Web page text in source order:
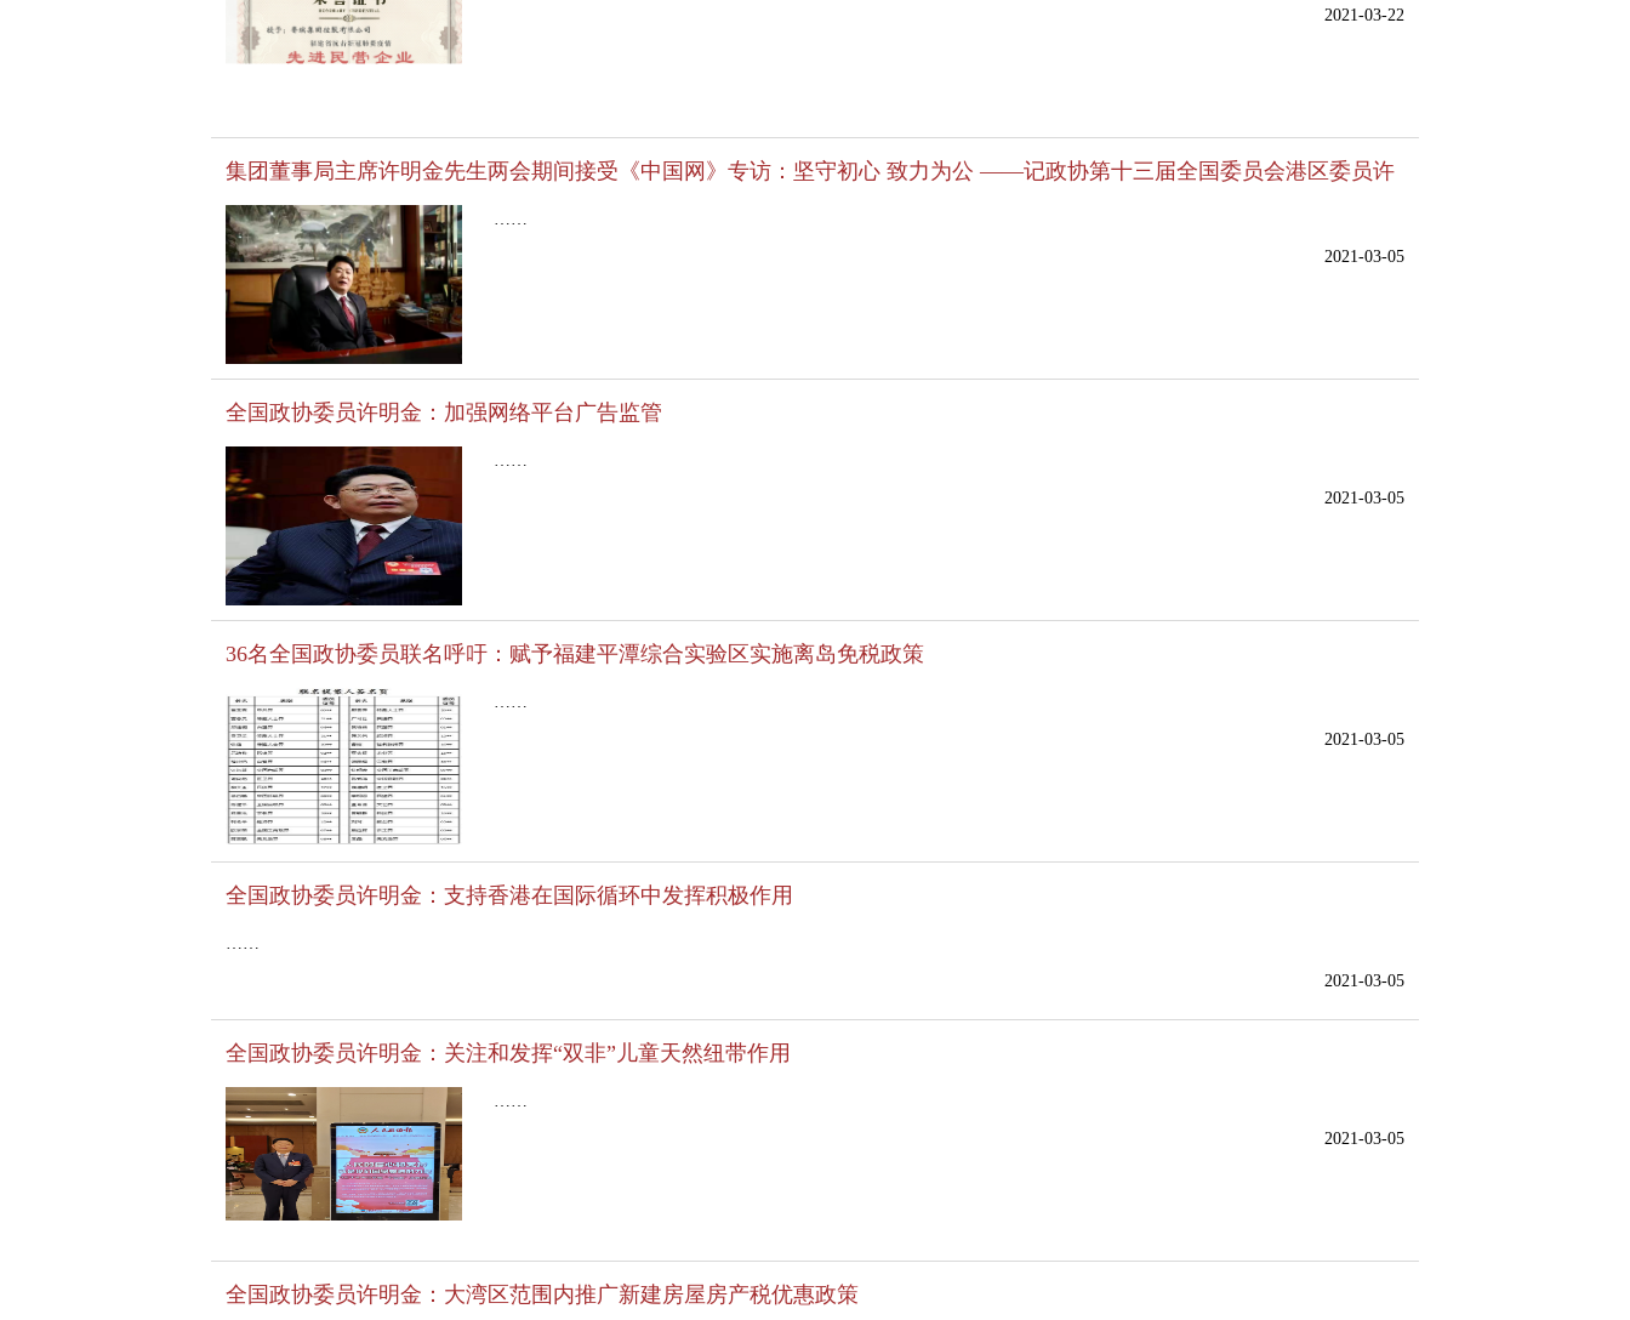
2021-03-22
集团董事局主席许明金先生两会期间接受《中国网》专访：坚守初心 致力为公 ——记政协第十三届全国委员会港区委员许
明金
……
2021-03-05
全国政协委员许明金：加强网络平台广告监管
……
2021-03-05
36名全国政协委员联名呼吁：赋予福建平潭综合实验区实施离岛免税政策
……
2021-03-05
全国政协委员许明金：支持香港在国际循环中发挥积极作用
……
2021-03-05
全国政协委员许明金：关注和发挥“双非”儿童天然纽带作用
……
2021-03-05
全国政协委员许明金：大湾区范围内推广新建房屋房产税优惠政策